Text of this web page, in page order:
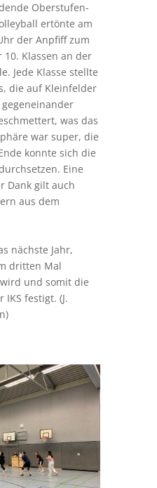
Oberstufen-
ertönte am
der Anpfiff zum
Klassen an der
Jede Klasse stellte
die auf Kleinfelder
was das
war super, die
konnte sich die
Eine
Dank gilt auch
aus dem
nächste Jahr,
dritten Mal
und somit die
festigt. (J.